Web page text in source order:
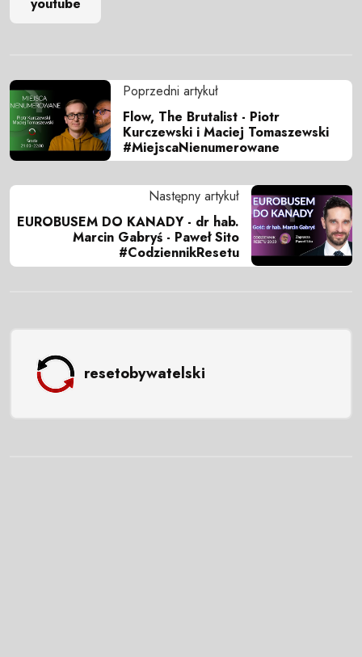
youtube
Poprzedni artykuł
Flow, The Brutalist - Piotr
Kurczewski i Maciej Tomaszewski
#MiejscaNienumerowane
Następny artykuł
EUROBUSEM DO KANADY - dr hab.
Marcin Gabryś - Paweł Sito
#CodziennikResetu
resetobywatelski